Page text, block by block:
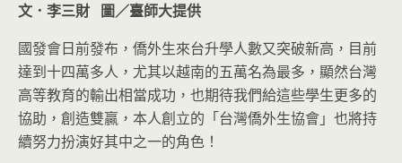
文．李三財 圖／臺師大提供
國發會日前發布，僑外生來台升學人數又突破新高，目前
達到十四萬多人，尤其以越南的五萬名為最多，顯然台灣
高等教育的輸出相當成功，也期待我們給這些學生更多的
協助，創造雙贏，本人創立的「台灣僑外生協會」也將持
續努力扮演好其中之一的角色！